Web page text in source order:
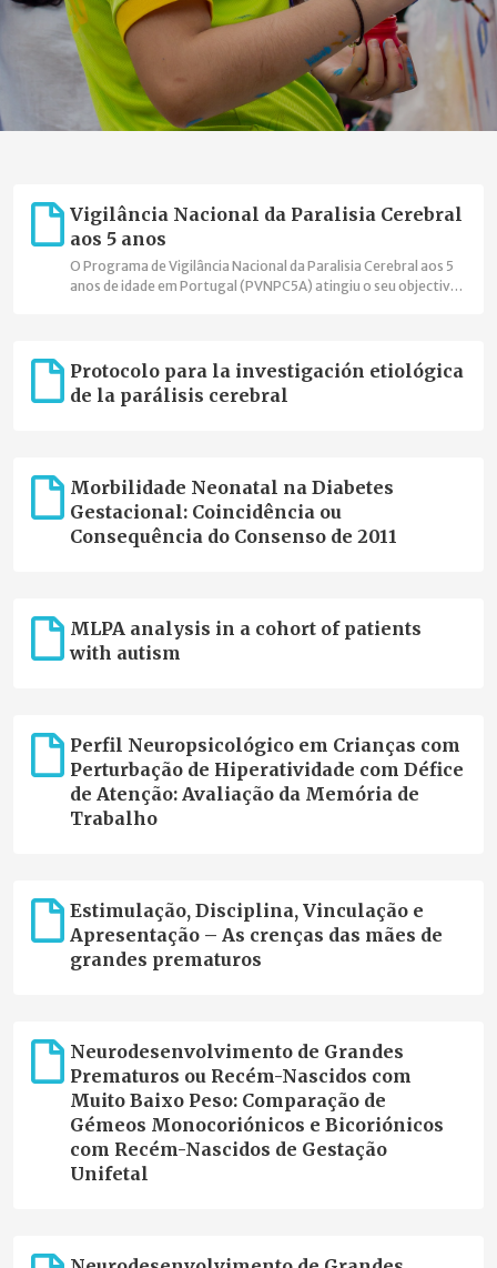
Vigilância Nacional da Paralisia Cerebral
aos 5 anos
O Programa de Vigilância Nacional da Paralisia Cerebral aos 5
anos de idade em Portugal (PVNPC5A) atingiu o seu objectivo
com o Joint Research Centre da Comissão Europeia para
integrar a Plataforma Europeia de Registos de Doenças
Raras."
Protocolo para la investigación etiológica
de la parálisis cerebral
Morbilidade Neonatal na Diabetes
Gestacional: Coincidência ou
Consequência do Consenso de 2011
MLPA analysis in a cohort of patients
with autism
Perfil Neuropsicológico em Crianças com
Perturbação de Hiperatividade com Défice
de Atenção: Avaliação da Memória de
Trabalho
Estimulação, Disciplina, Vinculação e
Apresentação – As crenças das mães de
grandes prematuros
Neurodesenvolvimento de Grandes
Prematuros ou Recém-Nascidos com
Muito Baixo Peso: Comparação de
Gémeos Monocoriónicos e Bicoriónicos
com Recém-Nascidos de Gestação
Unifetal